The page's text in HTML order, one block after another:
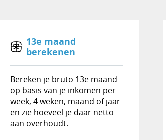
13e maand
berekenen
Bereken je bruto 13e maand
op basis van je inkomen per
week, 4 weken, maand of jaar
en zie hoeveel je daar netto
aan overhoudt.